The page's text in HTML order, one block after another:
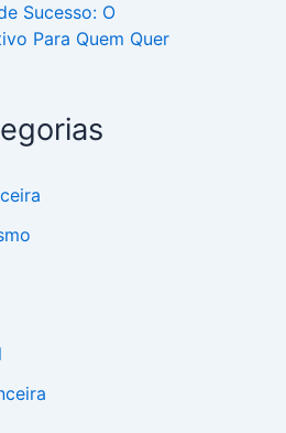
Sucesso: O
Para Quem Quer